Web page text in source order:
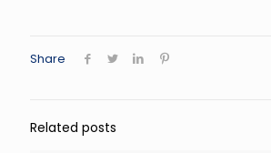
Share
Related posts